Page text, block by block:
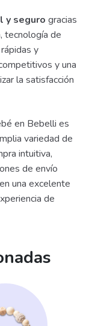
y seguro gracias
tecnología de
y
y una
la satisfacción
en Bebelli es
variedad de
intuitiva,
de envío
una excelente
de